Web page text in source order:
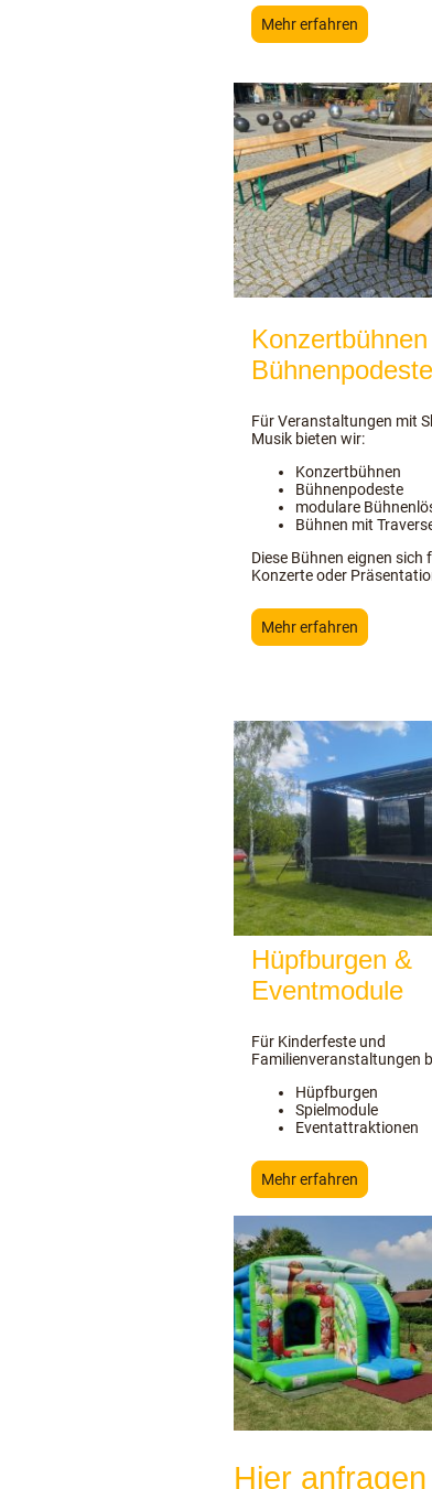
Mehr erfahren
Bühnenpodeste
Für Veranstaltungen mit
Musik bieten wir:
Konzertbühnen
Bühnenpodeste
modulare
Bühnen mit
Diese Bühnen eignen sich
Konzerte oder
Mehr erfahren
Hüpfburgen &
Eventmodule
Für Kinderfeste und
Familienveranstaltungen
Hüpfburgen
Spielmodule
Eventattraktionen
Mehr erfahren
Hier